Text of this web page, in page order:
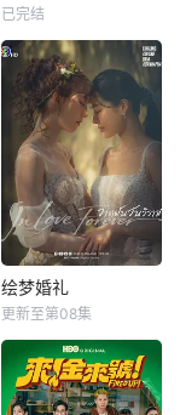
已完结
绘梦婚礼
更新至第08集